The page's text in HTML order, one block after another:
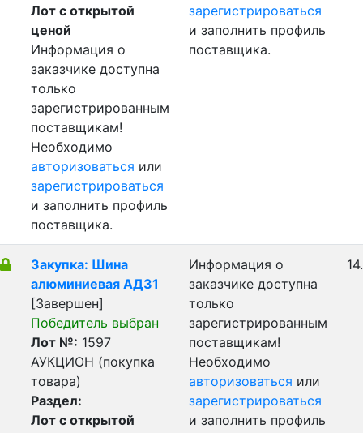
Лот с открытой
ценой
Информация о
заказчике доступна
только
зарегистрированным
поставщикам!
Необходимо
авторизоваться или
зарегистрироваться
и заполнить профиль
поставщика.
зарегистрироваться
и заполнить профиль
поставщика.
Закупка: Шина
алюминиевая АД31
[Завершен]
Победитель выбран
Лот №: 1597
АУКЦИОН (покупка
товара)
Раздел:
Лот с открытой
Информация о
заказчике доступна
только
зарегистрированным
поставщикам!
Необходимо
авторизоваться или
зарегистрироваться
и заполнить профиль